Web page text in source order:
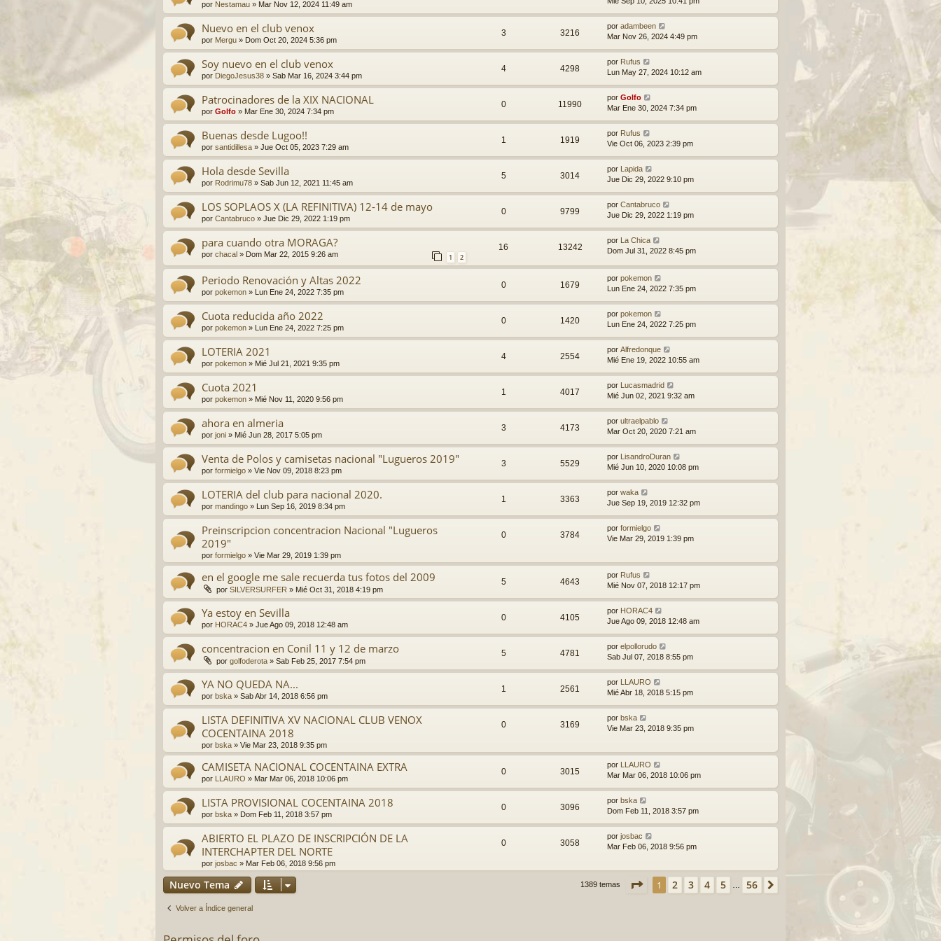
por Nestamau » Mar Nov 12, 2024 11:49 am
Nuevo en el club venox
por Mergu » Dom Oct 20, 2024 5:36 pm
3 3216
por adambeen
Mar Nov 26, 2024 4:49 pm
Soy nuevo en el club venox
por DiegoJesus38 » Sab Mar 16, 2024 3:44 pm
4 4298
por Rufus
Lun May 27, 2024 10:12 am
Patrocinadores de la XIX NACIONAL
por Golfo » Mar Ene 30, 2024 7:34 pm
0 11990
por Golfo
Mar Ene 30, 2024 7:34 pm
Buenas desde Lugoo!!
por santidillesa » Jue Oct 05, 2023 7:29 am
1 1919
por Rufus
Vie Oct 06, 2023 2:39 pm
Hola desde Sevilla
por Rodrimu78 » Sab Jun 12, 2021 11:45 am
5 3014
por Lapida
Jue Dic 29, 2022 9:10 pm
LOS SOPLAOS X (LA REFINITIVA) 12-14 de mayo
por Cantabruco » Jue Dic 29, 2022 1:19 pm
0 9799
por Cantabruco
Jue Dic 29, 2022 1:19 pm
para cuando otra MORAGA?
por chacal » Dom Mar 22, 2015 9:26 am 1 2
16 13242
por La Chica
Dom Jul 31, 2022 8:45 pm
Periodo Renovación y Altas 2022
por pokemon » Lun Ene 24, 2022 7:35 pm
0 1679
por pokemon
Lun Ene 24, 2022 7:35 pm
Cuota reducida año 2022
por pokemon » Lun Ene 24, 2022 7:25 pm
0 1420
por pokemon
Lun Ene 24, 2022 7:25 pm
LOTERIA 2021
por pokemon » Mié Jul 21, 2021 9:35 pm
4 2554
por Alfredonque
Mié Ene 19, 2022 10:55 am
Cuota 2021
por pokemon » Mié Nov 11, 2020 9:56 pm
1 4017
por
Lucasmadrid
Mié Jun 02, 2021 9:32 am
ahora en almeria
por joni » Mié Jun 28, 2017 5:05 pm
3 4173
por ultraelpablo
Mar Oct 20, 2020 7:21 am
Venta de Polos y camisetas nacional "Lugueros 2019"
por formielgo » Vie Nov 09, 2018 8:23 pm
3 5529
por
LisandroDuran
Mié Jun 10, 2020 10:08 pm
LOTERIA del club para nacional 2020.
por mandingo » Lun Sep 16, 2019 8:34 pm
1 3363
por waka
Jue Sep 19, 2019 12:32 pm
Preinscripcion concentracion Nacional "Lugueros
2019"
por formielgo » Vie Mar 29, 2019 1:39 pm
0 3784
por formielgo
Vie Mar 29, 2019 1:39 pm
en el google me sale recuerda tus fotos del 2009
por SILVERSURFER » Mié Oct 31, 2018 4:19 pm
5 4643
por Rufus
Mié Nov 07, 2018 12:17 pm
Ya estoy en Sevilla
por HORAC4 » Jue Ago 09, 2018 12:48 am
0 4105
por HORAC4
Jue Ago 09, 2018 12:48 am
concentracion en Conil 11 y 12 de marzo
por golfoderota » Sab Feb 25, 2017 7:54 pm
5 4781
por elpollorudo
Sab Jul 07, 2018 8:55 pm
YA NO QUEDA NA...
por bska » Sab Abr 14, 2018 6:56 pm
1 2561
por
LLAURO
Mié Abr 18, 2018 5:15 pm
LISTA DEFINITIVA XV NACIONAL CLUB VENOX
COCENTAINA 2018
por bska » Vie Mar 23, 2018 9:35 pm
0 3169
por bska
Vie Mar 23, 2018 9:35 pm
CAMISETA NACIONAL COCENTAINA EXTRA
por LLAURO » Mar Mar 06, 2018 10:06 pm
0 3015
por
LLAURO
Mar Mar 06, 2018 10:06 pm
LISTA PROVISIONAL COCENTAINA 2018
por bska » Dom Feb 11, 2018 3:57 pm
0 3096
por bska
Dom Feb 11, 2018 3:57 pm
ABIERTO EL PLAZO DE INSCRIPCIÓN DE LA
INTERCHAPTER DEL NORTE
por josbac » Mar Feb 06, 2018 9:56 pm
0 3058
por josbac
Mar Feb 06, 2018 9:56 pm
Nuevo Tema 1389 temas Página de 56
1 2 3 4 5 56
Volver a Índice general